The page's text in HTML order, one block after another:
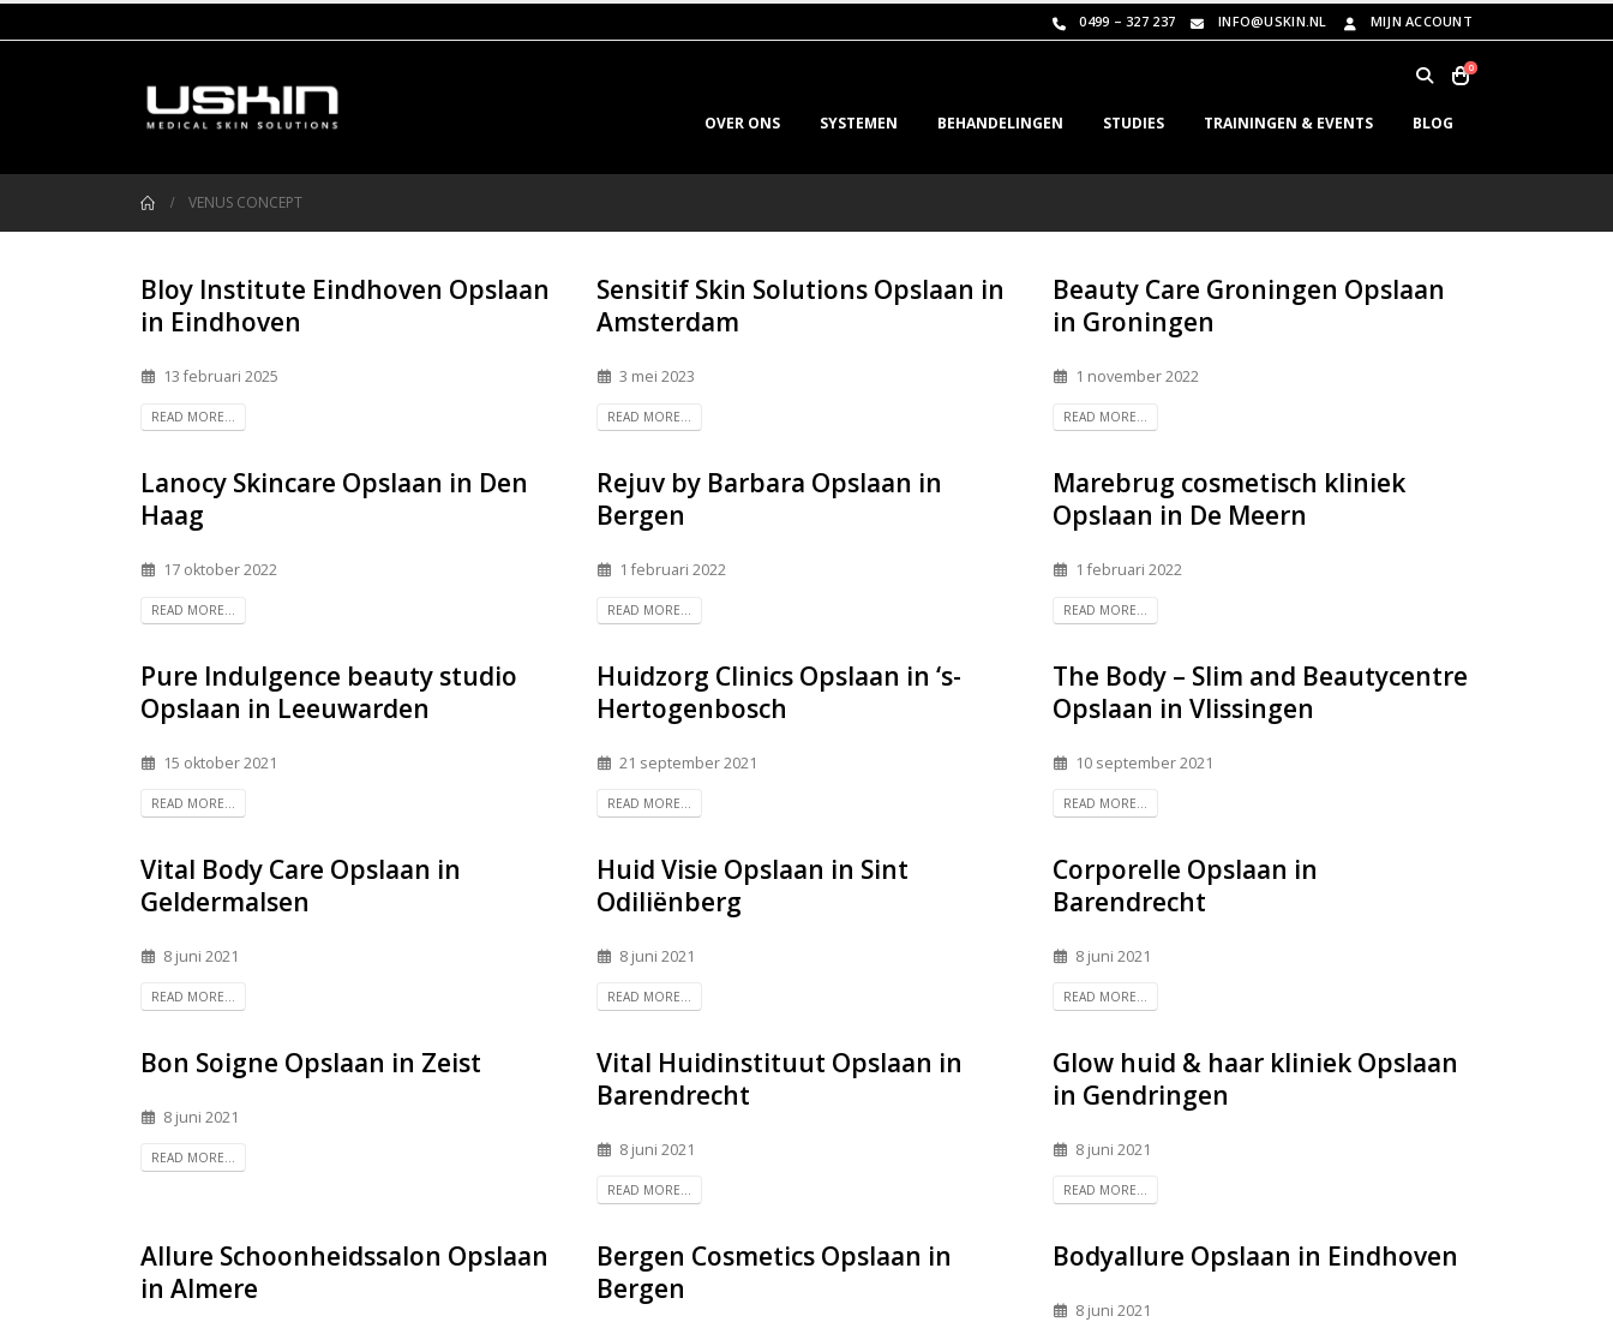
0499 – 327 237 INFO@USKIN.NL MIJN ACCOUNT
0
OVER ONS SYSTEMEN BEHANDELINGEN STUDIES TRAININGEN & EVENTS BLOG
VENUS CONCEPT
Bloy Institute Eindhoven Opslaan
in Eindhoven
13 februari 2025
READ MORE...
Sensitif Skin Solutions Opslaan in
Amsterdam
3 mei 2023
READ MORE...
Beauty Care Groningen Opslaan
in Groningen
1 november 2022
READ MORE...
Lanocy Skincare Opslaan in Den
Haag
17 oktober 2022
READ MORE...
Rejuv by Barbara Opslaan in
Bergen
1 februari 2022
READ MORE...
Marebrug cosmetisch kliniek
Opslaan in De Meern
1 februari 2022
READ MORE...
Pure Indulgence beauty studio
Opslaan in Leeuwarden
15 oktober 2021
READ MORE...
Huidzorg Clinics Opslaan in ‘s-
Hertogenbosch
21 september 2021
READ MORE...
The Body – Slim and Beautycentre
Opslaan in Vlissingen
10 september 2021
READ MORE...
Vital Body Care Opslaan in
Geldermalsen
8 juni 2021
READ MORE...
Huid Visie Opslaan in Sint
Odiliënberg
8 juni 2021
READ MORE...
Corporelle Opslaan in
Barendrecht
8 juni 2021
READ MORE...
Bon Soigne Opslaan in Zeist
8 juni 2021
READ MORE...
Vital Huidinstituut Opslaan in
Barendrecht
8 juni 2021
READ MORE...
Glow huid & haar kliniek Opslaan
in Gendringen
8 juni 2021
READ MORE...
Allure Schoonheidssalon Opslaan
in Almere
Bergen Cosmetics Opslaan in
Bergen
Bodyallure Opslaan in Eindhoven
8 juni 2021